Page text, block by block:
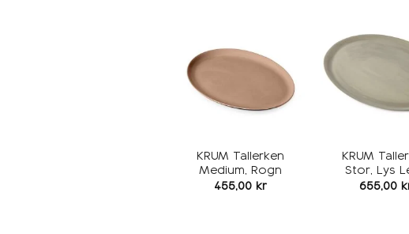
KRUM Tallerken
Medium, Rogn
455,00 kr
KRUM
Stor, Lys
655,00